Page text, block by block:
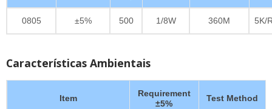
0805 ±5% 500 1/8W 360M 5K/
Características Ambientais
Item
Requirement
±5%
Test Method